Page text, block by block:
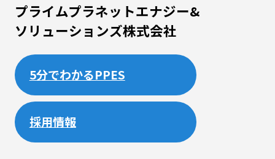
プライムプラネットエナジー&
ソリューションズ株式会社
5分でわかるPPES
採用情報